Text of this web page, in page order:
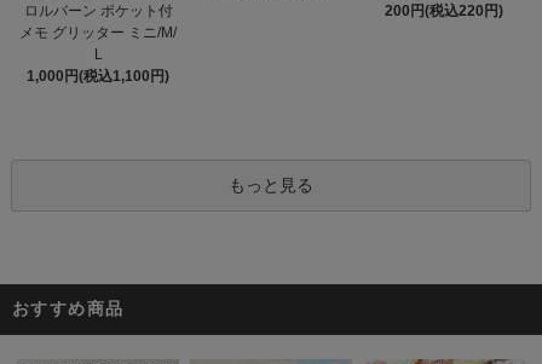
ロルバーン ポケット付
メモ グリッター ミニ/M/
L
1,000円(税込1,100円)
200円(税込220円)
もっと見る
おすすめ商品